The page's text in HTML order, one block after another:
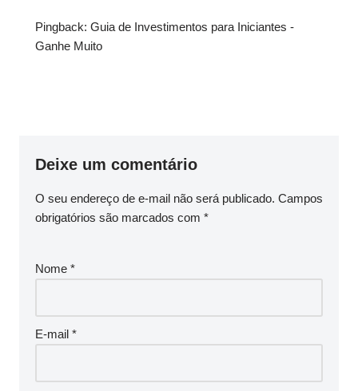
Pingback: Guia de Investimentos para Iniciantes -
Ganhe Muito
Deixe um comentário
O seu endereço de e-mail não será publicado. Campos
obrigatórios são marcados com *
Nome *
E-mail *